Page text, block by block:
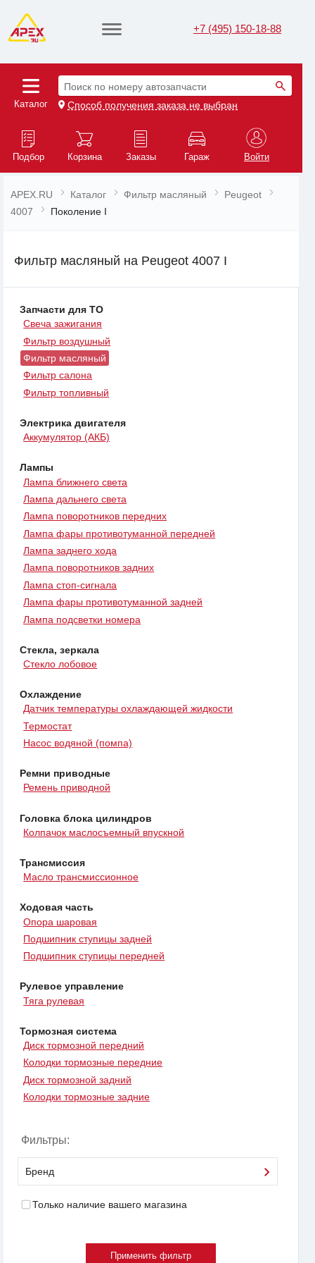
+7 (495) 150-18-88
Каталог
Поиск по номеру автозапчасти
Способ получения заказа не выбран
Подбор Корзина Заказы Гараж Войти
APEX.RU Каталог Фильтр масляный
Peugeot
4007
Поколение I
Фильтр масляный на Peugeot 4007 I
Запчасти для ТО
Свеча зажигания
Фильтр воздушный
Фильтр масляный
Фильтр салона
Фильтр топливный
Электрика двигателя
Аккумулятор (АКБ)
Лампы
Лампа ближнего света
Лампа дальнего света
Лампа поворотников передних
Лампа фары противотуманной передней
Лампа заднего хода
Лампа поворотников задних
Лампа стоп-сигнала
Лампа фары противотуманной задней
Лампа подсветки номера
Стекла, зеркала
Стекло лобовое
Охлаждение
Датчик температуры охлаждающей жидкости
Термостат
Насос водяной (помпа)
Ремни приводные
Ремень приводной
Головка блока цилиндров
Колпачок маслосъемный впускной
Трансмиссия
Масло трансмиссионное
Ходовая часть
Опора шаровая
Подшипник ступицы задней
Подшипник ступицы передней
Рулевое управление
Тяга рулевая
Тормозная система
Диск тормозной передний
Колодки тормозные передние
Диск тормозной задний
Колодки тормозные задние
Фильтры:
Бренд
Только наличие вашего магазина